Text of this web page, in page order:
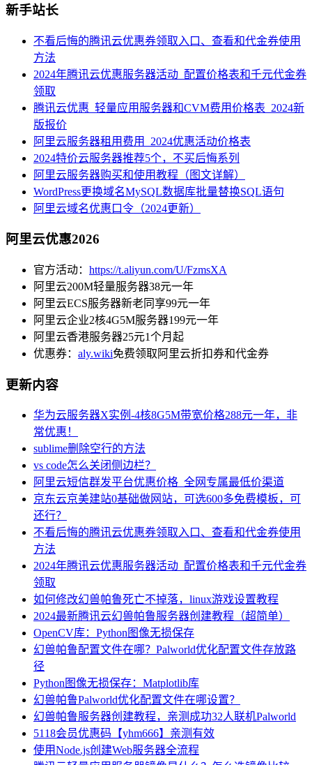
新手站长
不看后悔的腾讯云优惠券领取入口、查看和代金券使用
方法
2024年腾讯云优惠服务器活动_配置价格表和千元代金券
领取
腾讯云优惠_轻量应用服务器和CVM费用价格表_2024新
版报价
阿里云服务器租用费用_2024优惠活动价格表
2024特价云服务器推荐5个，不买后悔系列
阿里云服务器购买和使用教程（图文详解）
WordPress更换域名MySQL数据库批量替换SQL语句
阿里云域名优惠口令（2024更新）
阿里云优惠2026
官方活动： https://t.aliyun.com/U/FzmsXA
阿里云200M轻量服务器38元一年
阿里云ECS服务器新老同享99元一年
阿里云企业2核4G5M服务器199元一年
阿里云香港服务器25元1个月起
优惠券： aly.wiki免费领取阿里云折扣券和代金券
更新内容
华为云服务器X实例-4核8G5M带宽价格288元一年，非
常优惠！
sublime删除空行的方法
vs code怎么关闭侧边栏？
阿里云短信群发平台优惠价格_全网专属最低价渠道
京东云京美建站0基础做网站，可选600多免费模板，可
还行？
不看后悔的腾讯云优惠券领取入口、查看和代金券使用
方法
2024年腾讯云优惠服务器活动_配置价格表和千元代金券
领取
如何修改幻兽帕鲁死亡不掉落，linux游戏设置教程
2024最新腾讯云幻兽帕鲁服务器创建教程（超简单）
OpenCV库：Python图像无损保存
幻兽帕鲁配置文件在哪？Palworld优化配置文件存放路
径
Python图像无损保存：Matplotlib库
幻兽帕鲁Palworld优化配置文件在哪设置？
幻兽帕鲁服务器创建教程，亲测成功32人联机Palworld
5118会员优惠码【yhm666】亲测有效
使用Node.js创建Web服务器全流程